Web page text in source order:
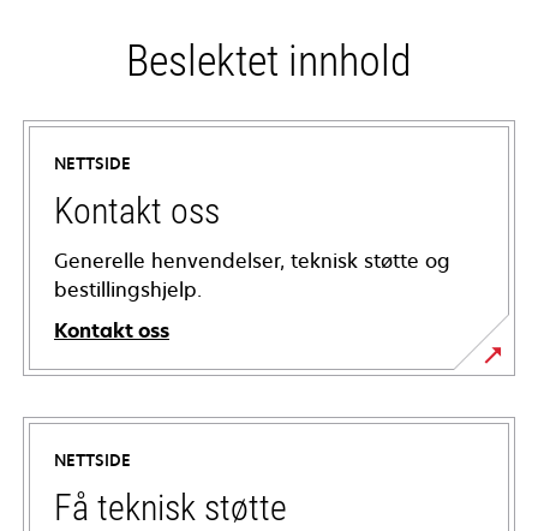
Beslektet innhold
NETTSIDE
Kontakt oss
Generelle henvendelser, teknisk støtte og
bestillingshjelp.
Kontakt oss
NETTSIDE
Få teknisk støtte